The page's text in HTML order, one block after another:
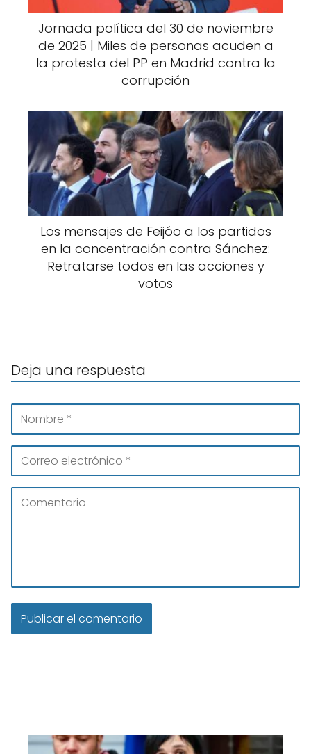
Jornada política del 30 de noviembre
de 2025 | Miles de personas acuden a
la protesta del PP en Madrid contra la
corrupción
Los mensajes de Feijóo a los partidos
en la concentración contra Sánchez:
Retratarse todos en las acciones y
votos
Deja una respuesta